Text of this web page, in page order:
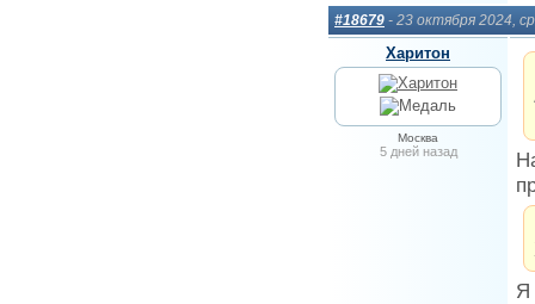
#18679 - 23 октября 2024,
Харитон
Москва
5 дней назад
Я